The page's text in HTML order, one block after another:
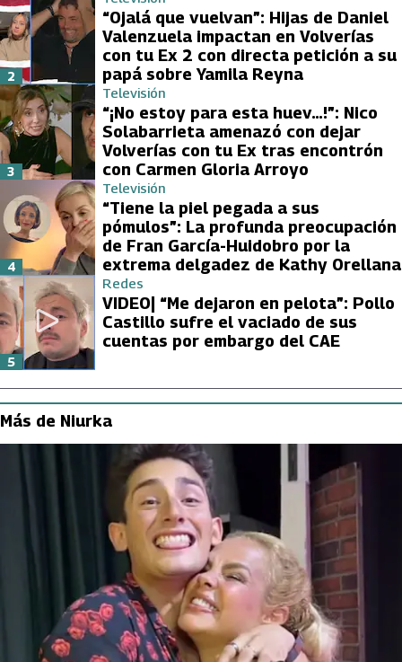
“Ojalá que vuelvan”: Hijas de Daniel
Valenzuela impactan en Volverías
con tu Ex 2 con directa petición a su
papá sobre Yamila Reyna
2
Televisión
“¡No estoy para esta huev…!”: Nico
Solabarrieta amenazó con dejar
Volverías con tu Ex tras encontrón
con Carmen Gloria Arroyo
3
Televisión
“Tiene la piel pegada a sus
pómulos”: La profunda preocupación
de Fran García-Huidobro por la
extrema delgadez de Kathy Orellana
4
Redes
VIDEO| “Me dejaron en pelota”: Pollo
Castillo sufre el vaciado de sus
cuentas por embargo del CAE
5
Más de Niurka